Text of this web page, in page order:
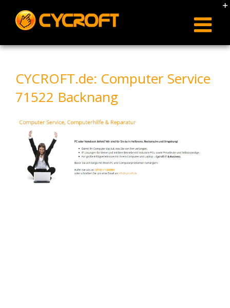
content
CYCROFT.de: Computer Service
71522 Backnang